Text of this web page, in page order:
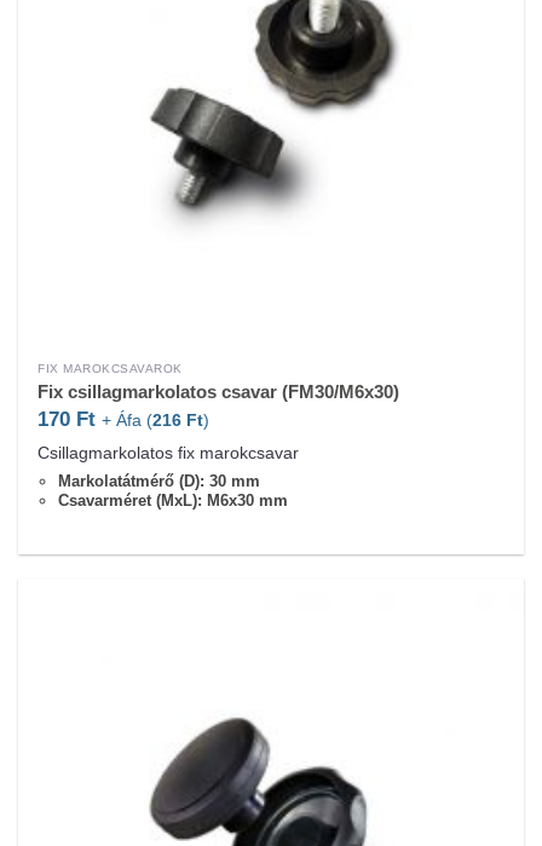
FIX MAROKCSAVAROK
Fix csillagmarkolatos csavar (FM30/M6x30)
170 Ft + Áfa (216 Ft)
Csillagmarkolatos fix marokcsavar
Markolatátmérő (D): 30 mm
Csavarméret (MxL): M6x30 mm